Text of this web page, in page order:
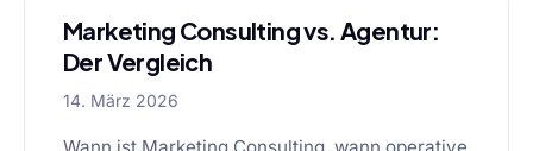
Marketing Consulting vs. Agentur:
Der Vergleich
14. März 2026